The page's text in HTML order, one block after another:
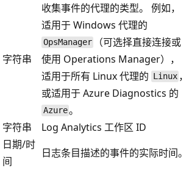
字符串
收集事件的代理的类型。 例如，
适用于 Windows 代理的
OpsManager
（可选择直接连接或
使用 Operations Manager），
适用于所有 Linux 代理的 Linux ，
或适用于 Azure Diagnostics 的
Azure。
字符串
Log Analytics 工作区 ID
日期/时
间
日志条目描述的事件的实际时间。